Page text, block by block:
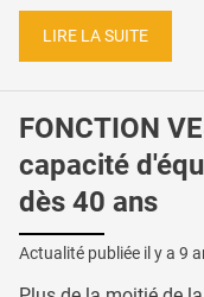
LIRE LA SUITE
FONCTION
capacité
dès 40 ans
Actualité publiée il y a 9